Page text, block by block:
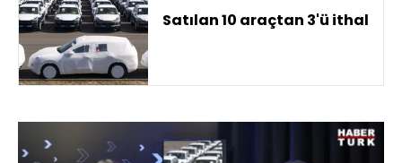
Satılan 10 araçtan 3'ü ithal